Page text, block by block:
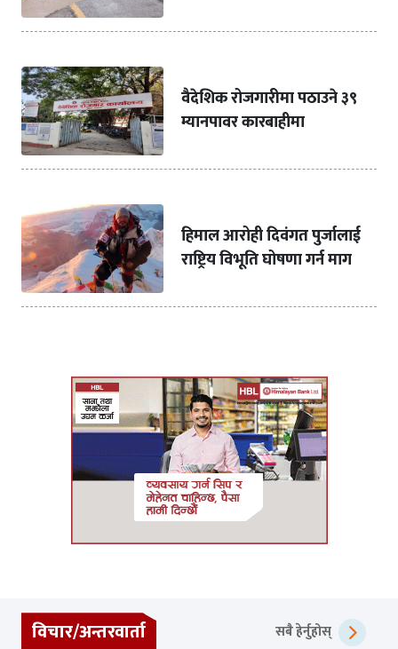
वैदेशिक रोजगारीमा पठाउने ३९
म्यानपावर कारबाहीमा
हिमाल आरोही दिवंगत पुर्जालाई
राष्ट्रिय विभूति घोषणा गर्न माग
विचार/अन्तरवार्ता सबै हेर्नुहोस्